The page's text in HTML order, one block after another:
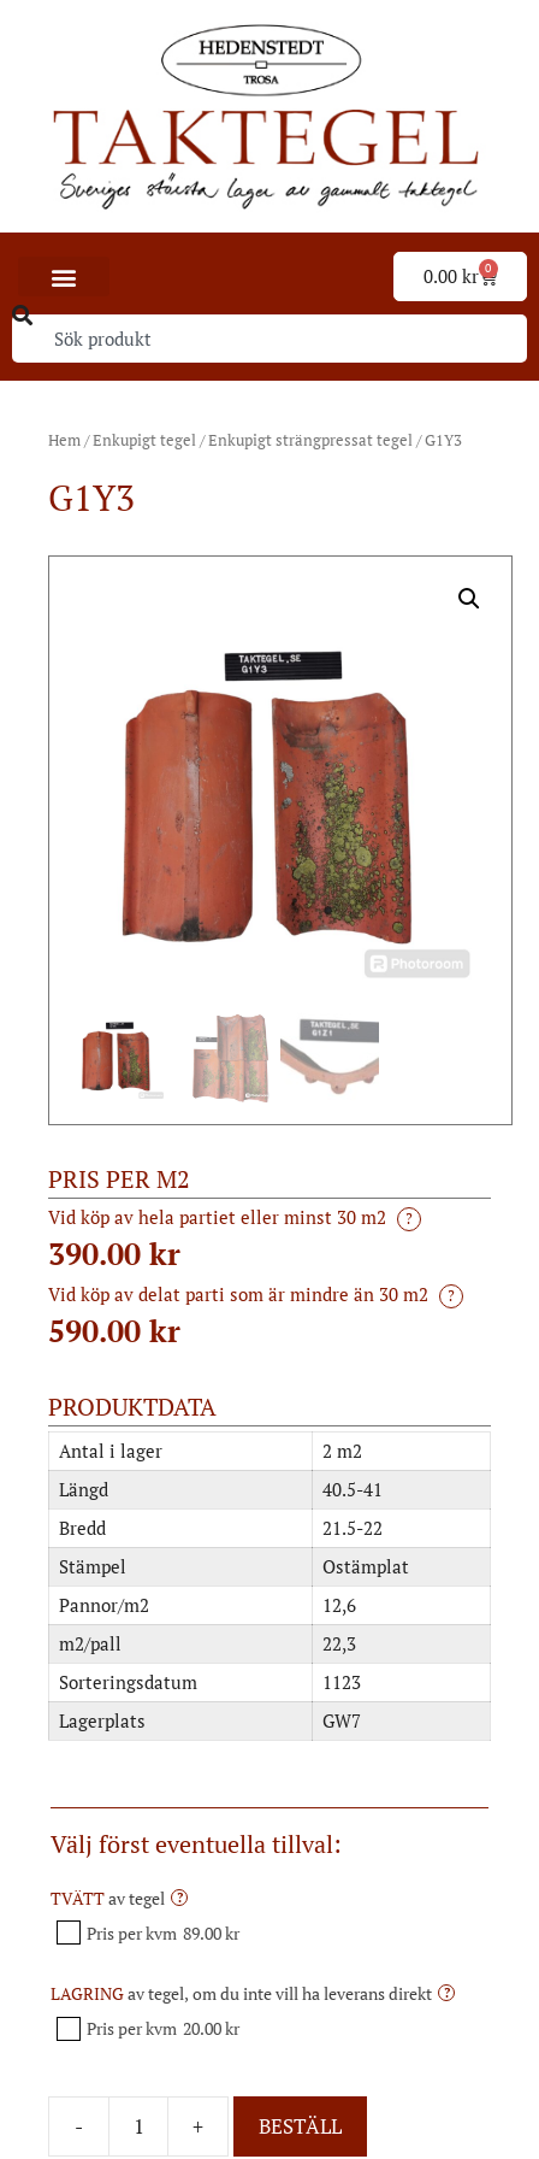
0.00 kr 0
Hem/Enkupigt tegel/Enkupigt strängpressat tegel/ G1Y3
G1Y3
PRIS PER M2
Vid köp av hela partiet eller minst 30 m2 ?
390.00 kr
Vid köp av delat parti som är mindre än 30 m2 ?
590.00 kr
PRODUKTDATA
Antal i lager
2 m2
Längd
40.5-41
Bredd
21.5-22
Stämpel
Ostämplat
Pannor/m2
12,6
m2/pall
22,3
Sorteringsdatum
1123
Lagerplats
GW7
Välj först eventuella tillval:
TVÄTTav tegel ?
Pris per kvm 89.00 kr
LAGRINGav tegel, om du inte vill ha leverans direkt ?
Pris per kvm 20.00 kr
- + BESTÄLL